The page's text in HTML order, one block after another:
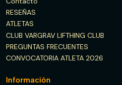
RESEÑAS
ATLETAS
CLUB VARGRAV LIFTHING CLUB
PREGUNTAS FRECUENTES
CONVOCATORIA ATLETA 2026
Información